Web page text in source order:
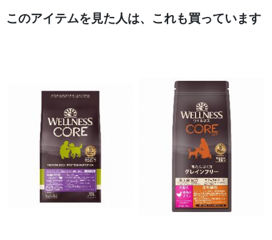
このアイテムを見た人は、これも買っています